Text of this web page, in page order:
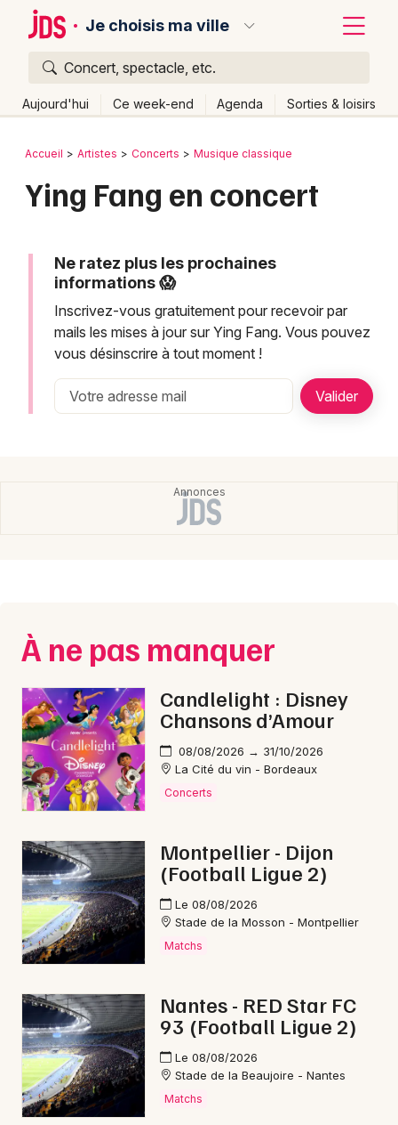
Je choisis ma ville
Concert, spectacle, etc.
Aujourd'hui Ce week-end Agenda Sorties & loisirs
Publier un événement
Grands événements
Activité & Expérience
Manifestations
Foires & salons
Expos
Sorties & loisirs
Newsletter des sorties
Artistes en tournée
Actualités
Magazine
Choisir mes départements
Bordeaux
Marseille
Montpellier
Retour
Accueil Artistes Concerts Musique classique
Ying Fang en concert
Ne ratez plus les prochaines
informations 😱
Inscrivez-vous gratuitement pour recevoir par
mails les mises à jour sur Ying Fang. Vous pouvez
vous désinscrire à tout moment !
À ne pas manquer
Candlelight : Disney
Chansons d’Amour
08/08/2026 → 31/10/2026
La Cité du vin - Bordeaux
Concerts
Montpellier - Dijon
(Football Ligue 2)
Le 08/08/2026
Stade de la Mosson - Montpellier
Matchs
Nantes - RED Star FC
93 (Football Ligue 2)
Le 08/08/2026
Stade de la Beaujoire - Nantes
Matchs
Quoi ?
Où ?
Quand ?